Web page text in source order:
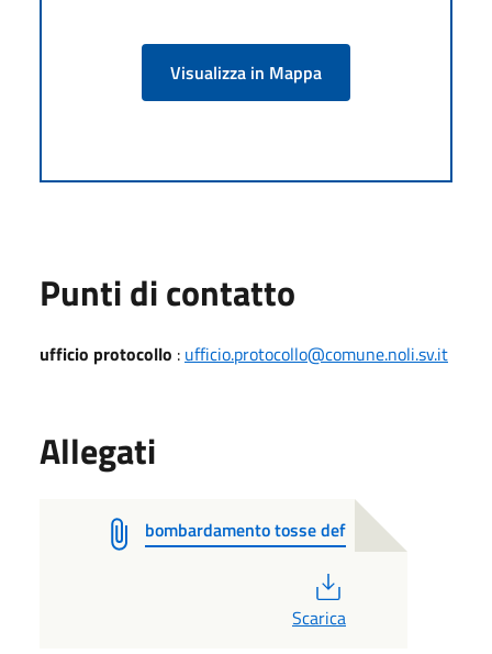
Visualizza in Mappa
Punti di contatto
ufficio protocollo : ufficio.protocollo@comune.noli.sv.it
Allegati
bombardamento tosse def
Scarica